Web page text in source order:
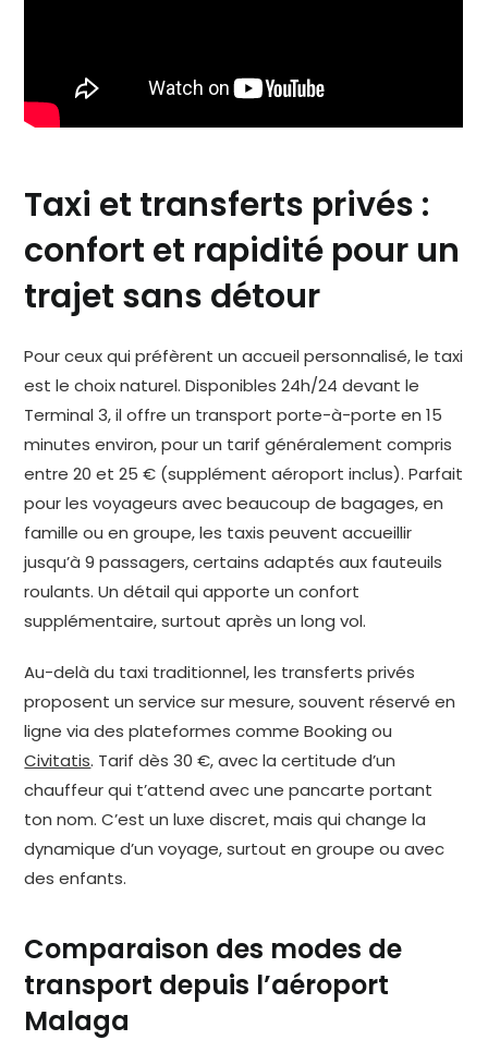
Taxi et transferts privés :
confort et rapidité pour un
trajet sans détour
Pour ceux qui préfèrent un accueil personnalisé, le taxi
est le choix naturel. Disponibles 24h/24 devant le
Terminal 3, il offre un transport porte-à-porte en 15
minutes environ, pour un tarif généralement compris
entre 20 et 25 € (supplément aéroport inclus). Parfait
pour les voyageurs avec beaucoup de bagages, en
famille ou en groupe, les taxis peuvent accueillir
jusqu’à 9 passagers, certains adaptés aux fauteuils
roulants. Un détail qui apporte un confort
supplémentaire, surtout après un long vol.
Au-delà du taxi traditionnel, les transferts privés
proposent un service sur mesure, souvent réservé en
ligne via des plateformes comme Booking ou
Civitatis. Tarif dès 30 €, avec la certitude d’un
chauffeur qui t’attend avec une pancarte portant
ton nom. C’est un luxe discret, mais qui change la
dynamique d’un voyage, surtout en groupe ou avec
des enfants.
Comparaison des modes de
transport depuis l’aéroport
Malaga